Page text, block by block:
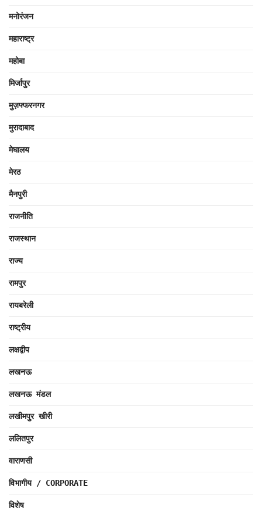
मनोरंजन
महाराष्ट्र
महोबा
मिर्जापुर
मुज़फ्फरनगर
मुरादाबाद
मेघालय
मेरठ
मैनपुरी
राजनीति
राजस्थान
राज्य
रामपुर
रायबरेली
राष्ट्रीय
लक्षद्वीप
लखनऊ
लखनऊ मंडल
लखीमपुर खीरी
ललितपुर
वाराणसी
विभागीय / CORPORATE
विशेष